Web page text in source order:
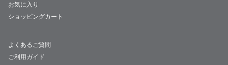
お気に入り
ショッピングカート
よくあるご質問
ご利用ガイド